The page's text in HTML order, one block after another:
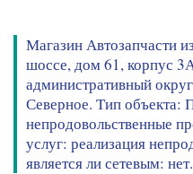
Магазин Автозапчасти
шоссе, дом 61, корпус
административный
Северное. Тип объекта:
непродовольственные
услуг: реализация
является ли сетевым: нет.